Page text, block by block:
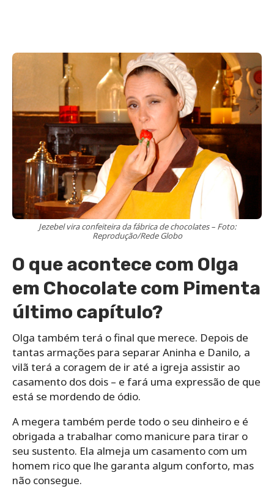
Jezebel vira confeiteira da fábrica de chocolates – Foto:
Reprodução/Rede Globo
O que acontece com Olga
em Chocolate com Pimenta
último capítulo?
Olga também terá o final que merece. Depois de
tantas armações para separar Aninha e Danilo, a
vilã terá a coragem de ir até a igreja assistir ao
casamento dos dois – e fará uma expressão de que
está se mordendo de ódio.
A megera também perde todo o seu dinheiro e é
obrigada a trabalhar como manicure para tirar o
seu sustento. Ela almeja um casamento com um
homem rico que lhe garanta algum conforto, mas
não consegue.